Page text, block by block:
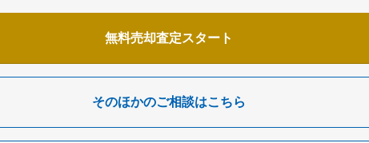
無料売却査定スタート
そのほかのご相談はこちら